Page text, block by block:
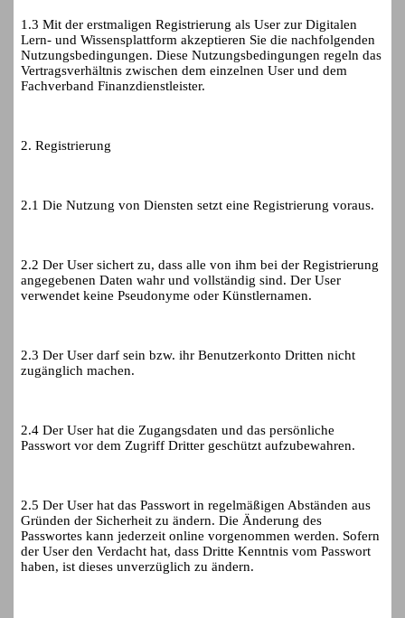
1.3 Mit der erstmaligen Registrierung als User zur Digitalen
Lern- und Wissensplattform akzeptieren Sie die nachfolgenden
Nutzungsbedingungen. Diese Nutzungsbedingungen regeln das
Vertragsverhältnis zwischen dem einzelnen User und dem
Fachverband Finanzdienstleister.
2. Registrierung
2.1 Die Nutzung von Diensten setzt eine Registrierung voraus.
2.2 Der User sichert zu, dass alle von ihm bei der Registrierung
angegebenen Daten wahr und vollständig sind. Der User
verwendet keine Pseudonyme oder Künstlernamen.
2.3 Der User darf sein bzw. ihr Benutzerkonto Dritten nicht
zugänglich machen.
2.4 Der User hat die Zugangsdaten und das persönliche
Passwort vor dem Zugriff Dritter geschützt aufzubewahren.
2.5 Der User hat das Passwort in regelmäßigen Abständen aus
Gründen der Sicherheit zu ändern. Die Änderung des
Passwortes kann jederzeit online vorgenommen werden. Sofern
der User den Verdacht hat, dass Dritte Kenntnis vom Passwort
haben, ist dieses unverzüglich zu ändern.